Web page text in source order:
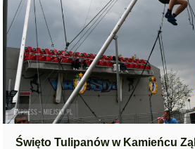
Święto Tulipanów w Kamieńcu